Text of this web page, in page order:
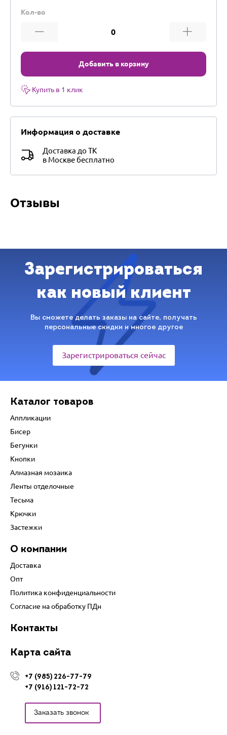
Кол-во
Добавить в корзину
Купить в 1 клик
Информация о доставке
Доставка до ТК
в Москве бесплатно
Отзывы
Зарегистрироваться
как новый клиент
Вы сможете делать заказы на сайте, получать
персональные скидки и многое другое
Зарегистрироваться сейчас
Каталог товаров
Аппликации
Бисер
Бегунки
Кнопки
Алмазная мозаика
Ленты отделочные
Тесьма
Крючки
Застежки
О компании
Доставка
Опт
Политика конфиденциальности
Согласие на обработку ПДн
Контакты
Карта сайта
+7 (985) 226-77-79
+7 (916) 121-72-72
Заказать звонок